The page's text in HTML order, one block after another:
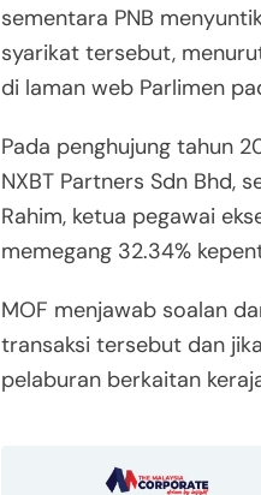
sementara PNB
syarikat tersebut,
di laman web Parlimen
Pada penghujung tahun
NXBT Partners Sdn Bhd,
Rahim, ketua pegawai
memegang 32.34%
MOF menjawab soalan
transaksi tersebut dan
pelaburan berkaitan